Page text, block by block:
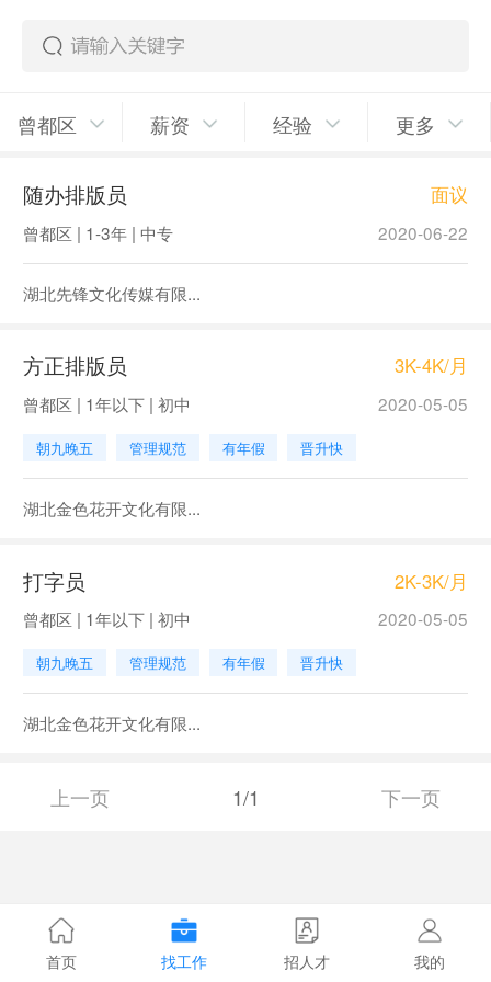
曾都区 薪资 经验 更多
随办排版员 面议
曾都区 | 1-3年 | 中专 2020-06-22
湖北先锋文化传媒有限...
方正排版员 3K-4K/月
曾都区 | 1年以下 | 初中 2020-05-05
朝九晚五 管理规范 有年假 晋升快
湖北金色花开文化有限...
打字员 2K-3K/月
曾都区 | 1年以下 | 初中 2020-05-05
朝九晚五 管理规范 有年假 晋升快
湖北金色花开文化有限...
上一页 1/1 下一页
首页 找工作 招人才 我的